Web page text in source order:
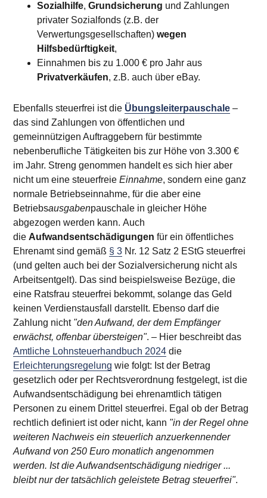
Sozialhilfe,Grundsicherung und Zahlungen
privater Sozialfonds (z.B. der
Verwertungsgesellschaften)wegen
Hilfsbedürftigkeit,
Einnahmen bis zu 1.000 € pro Jahr aus
Privatverkäufen, z.B. auch über eBay.
Ebenfalls steuerfrei ist die Übungsleiterpauschale –
das sind Zahlungen von öffentlichen und
gemeinnützigen Auftraggebern für bestimmte
nebenberufliche Tätigkeiten bis zur Höhe von3.300 €
im Jahr. Streng genommen handelt es sich hier aber
nicht um eine steuerfreieEinnahme, sondern eine ganz
normale Betriebseinnahme, für die aber eine
Betriebsausgabenpauschale in gleicher Höhe
abgezogen werden kann. Auch
die Aufwandsentschädigungen für ein öffentliches
Ehrenamt sind gemäß § 3 Nr. 12 Satz 2 EStG steuerfrei
(und gelten auch bei der Sozialversicherung nicht als
Arbeitsentgelt). Das sind beispielsweise Bezüge, die
eine Ratsfrau steuerfrei bekommt, solange das Geld
keinen Verdienstausfall darstellt. Ebenso darf die
Zahlung nicht "den Aufwand, der dem Empfänger
erwächst, offenbar übersteigen". – Hier beschreibt das
Amtliche Lohnsteuerhandbuch 2024 die
Erleichterungsregelung wie folgt: Ist der Betrag
gesetzlich oder per Rechtsverordnung festgelegt, ist die
Aufwandsentschädigung bei ehrenamtlich tätigen
Personen zu einem Drittel steuerfrei. Egal ob der Betrag
rechtlich definiert ist oder nicht, kann "in der Regel ohne
weiteren Nachweis ein steuerlich anzuerkennender
Aufwand von 250 Euro monatlich angenommen
werden. Ist die Aufwandsentschädigung niedriger ...
bleibt nur der tatsächlich geleistete Betrag steuerfrei".